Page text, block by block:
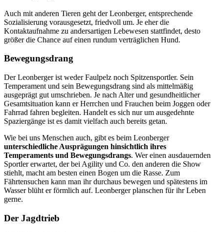
Auch mit anderen Tieren geht der Leonberger, entsprechende
Sozialisierung vorausgesetzt, friedvoll um. Je eher die
Kontaktaufnahme zu andersartigen Lebewesen stattfindet, desto
größer die Chance auf einen rundum verträglichen Hund.
Bewegungsdrang
Der Leonberger ist weder Faulpelz noch Spitzensportler. Sein
Temperament und sein Bewegungsdrang sind als mittelmäßig
ausgeprägt gut umschrieben. Je nach Alter und gesundheitlicher
Gesamtsituation kann er Herrchen und Frauchen beim Joggen oder
Fahrrad fahren begleiten. Handelt es sich nur um ausgedehnte
Spaziergänge ist es damit vielfach auch bereits getan.
Wie bei uns Menschen auch, gibt es beim Leonberger
unterschiedliche Ausprägungen hinsichtlich ihres
Temperaments und Bewegungsdrangs. Wer einen ausdauernden
Sportler erwartet, der bei Agility und Co. den anderen die Show
stiehlt, macht am besten einen Bogen um die Rasse. Zum
Fährtensuchen kann man ihr durchaus bewegen und spätestens im
Wasser blüht er förmlich auf. Leonberger planschen für ihr Leben
gerne.
Der Jagdtrieb